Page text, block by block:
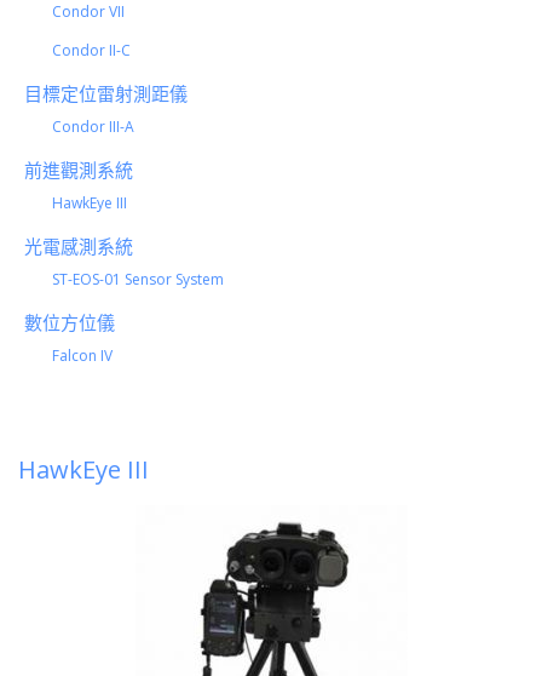
Condor VII
Condor II-C
目標定位雷射測距儀
Condor III-A
前進觀測系統
HawkEye III
光電感測系統
ST-EOS-01 Sensor System
數位方位儀
Falcon IV
HawkEye III